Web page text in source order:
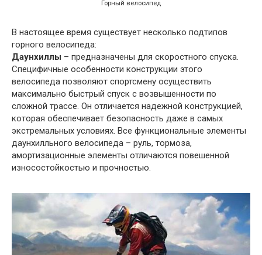
Горный велосипед
В настоящее время существует несколько подтипов
горного велосипеда:
Даунхиллы – предназначены для скоростного спуска.
Специфичные особенности конструкции этого
велосипеда позволяют спортсмену осуществить
максимально быстрый спуск с возвышенности по
сложной трассе. Он отличается надежной конструкцией,
которая обеспечивает безопасность даже в самых
экстремальных условиях. Все функциональные элементы
даунхилльного велосипеда – руль, тормоза,
амортизационные элементы отличаются повешенной
износостойкостью и прочностью.